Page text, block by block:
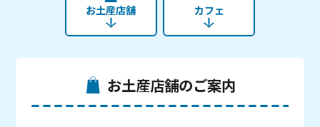
お土産店舗 カフェ
お土産店舗のご案内